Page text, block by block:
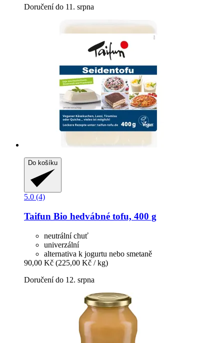
Doručení do 11. srpna
Do košíku
5.0 (4)
Taifun Bio hedvábné tofu, 400 g
neutrální chuť
univerzální
alternativa k jogurtu nebo smetaně
90,00 Kč (225,00 Kč / kg)
Doručení do 12. srpna